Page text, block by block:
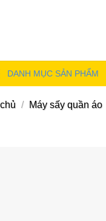
DANH MỤC SẢN PHẨM
/ Máy sấy quần áo